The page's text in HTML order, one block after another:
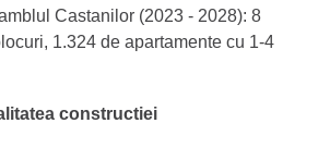
Castanilor (2023 - 2028): 8
1.324 de apartamente cu 1-4
constructiei